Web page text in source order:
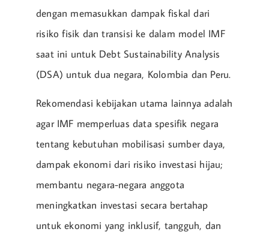
dengan memasukkan dampak fiskal dari
risiko fisik dan transisi ke dalam model IMF
saat ini untuk Debt Sustainability Analysis
(DSA) untuk dua negara, Kolombia dan Peru.
Rekomendasi kebijakan utama lainnya adalah
agar IMF memperluas data spesifik negara
tentang kebutuhan mobilisasi sumber daya,
dampak ekonomi dari risiko investasi hijau;
membantu negara-negara anggota
meningkatkan investasi secara bertahap
untuk ekonomi yang inklusif, tangguh, dan